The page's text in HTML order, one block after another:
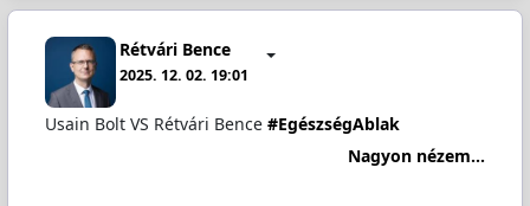
Rétvári Bence
2025. 12. 02. 19:01
Usain Bolt VS Rétvári Bence #EgészségAblak
Nagyon nézem...